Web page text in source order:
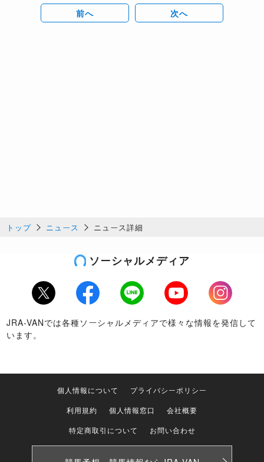
前へ 次へ
トップ ニュース ニュース詳細
ソーシャルメディア
Twitter Facebook LINE Youtube
Instagram
JRA-VANでは各種ソーシャルメディアで様々な情報を発信して
います。
個人情報について
プライバシーポリシー
利用規約
個人情報窓口
会社概要
特定商取引について
お問い合わせ